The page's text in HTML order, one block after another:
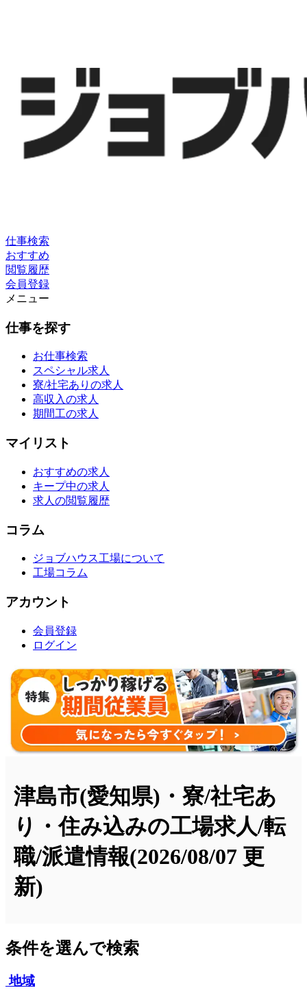
仕事検索
おすすめ
閲覧履歴
会員登録
メニュー
仕事を探す
お仕事検索
スペシャル求人
寮/社宅ありの求人
高収入の求人
期間工の求人
マイリスト
おすすめの求人
キープ中の求人
求人の閲覧履歴
コラム
ジョブハウス工場について
工場コラム
アカウント
会員登録
ログイン
津島市(愛知県)・寮/社宅あ
り・住み込みの工場求人/転
職/派遣情報(2026/08/07 更
新)
条件を選んで検索
地域